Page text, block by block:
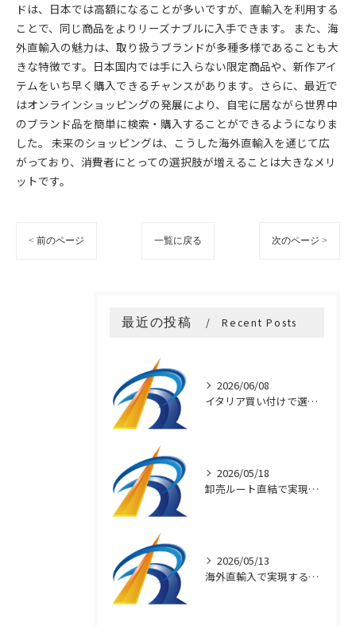
ドは、日本では高額になることが多いですが、直輸入を利用する
ことで、同じ商品をよりリーズナブルに入手できます。 また、海
外直輸入の魅力は、取り扱うブランドが多種多様であることも大
きな特徴です。日本国内では手に入らない限定商品や、新作アイ
テムをいち早く購入できるチャンスがあります。さらに、最近で
はオンラインショッピングの発展により、自宅に居ながら世界中
のブランド品を簡単に検索・購入することができるようになりま
した。 未来のショッピングは、こうした海外直輸入を通じて広
がっており、消費者にとっての選択肢が増えることは大きなメリ
ットです。
< 前のページ 一覧に戻る 次のページ >
最近の投稿 Recent Posts
2026/06/08
イタリア買い付けで選ぶ本物アクセサリー
2026/05/18
卸売ルート直結で実現するブランド品の安価提供の秘密
2026/05/13
海外直輸入で実現するブランド品の高品質と安さ